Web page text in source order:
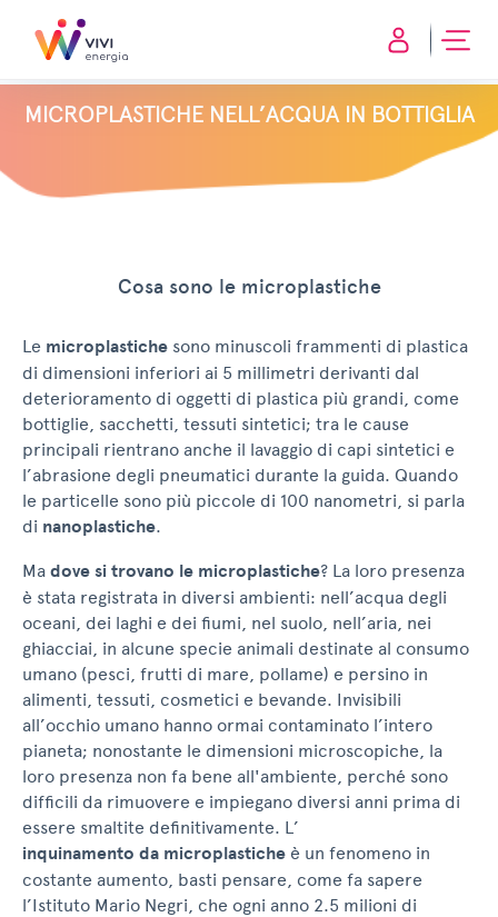
MICROPLASTICHE NELL’ACQUA IN BOTTIGLIA
Cosa sono le microplastiche
Le microplastiche sono minuscoli frammenti di plastica
di dimensioni inferiori ai 5 millimetri derivanti dal
deterioramento di oggetti di plastica più grandi, come
bottiglie, sacchetti, tessuti sintetici; tra le cause
principali rientrano anche il lavaggio di capi sintetici e
l’abrasione degli pneumatici durante la guida. Quando
le particelle sono più piccole di 100 nanometri, si parla
di nanoplastiche.
Ma dove si trovano le microplastiche? La loro presenza
è stata registrata in diversi ambienti: nell’acqua degli
oceani, dei laghi e dei fiumi, nel suolo, nell’aria, nei
ghiacciai, in alcune specie animali destinate al consumo
umano (pesci, frutti di mare, pollame) e persino in
alimenti, tessuti, cosmetici e bevande. Invisibili
all’occhio umano hanno ormai contaminato l’intero
pianeta; nonostante le dimensioni microscopiche, la
loro presenza non fa bene all'ambiente, perché sono
difficili da rimuovere e impiegano diversi anni prima di
essere smaltite definitivamente. L’
inquinamento da microplastiche è un fenomeno in
costante aumento, basti pensare, come fa sapere
l’Istituto Mario Negri, che ogni anno 2.5 milioni di